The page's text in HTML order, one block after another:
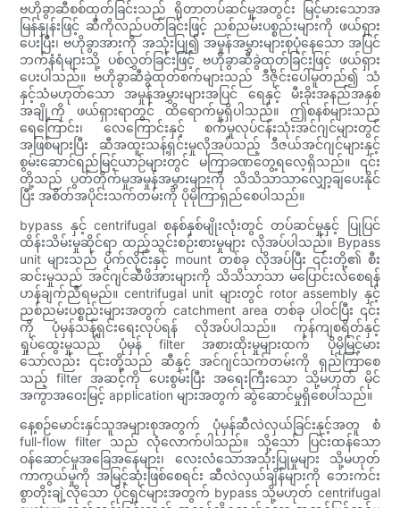
ဗဟိုခွာဆီစစ်ထုတ်ခြင်းသည် ရိုတာတပ်ဆင်မှုအတွင်း မြင့်မားသောအ
မြန်နှုန်းဖြင့် ဆီကိုလည်ပတ်ခြင်းဖြင့် ညစ်ညမ်းပစ္စည်းများကို ဖယ်ရှား
ပေးပြီး၊ ဗဟိုခွာအားကို အသုံးပြု၍ အမှုန်အမွှားများစုပုံနေသော အပြင်
ဘက်နံရံများသို့ ပစ်လွှတ်ခြင်းဖြင့် ဗဟိုခွာဆီခွဲထုတ်ခြင်းဖြင့် ဖယ်ရှား
ပေးပါသည်။ ဗဟိုခွာဆီခွဲထုတ်စက်များသည် ဒီဇိုင်းပေါ်မူတည်၍ သံ
နှင့်သံမဟုတ်သော အမှုန်အမွှားများအပြင် ရေနှင့် မီးခိုးအနည်အနှစ်
အချို့ကို ဖယ်ရှားရာတွင် ထိရောက်မှုရှိပါသည်။ ဤစနစ်များသည်
ရေကြောင်း၊ လေကြောင်းနှင့် စက်မှုလုပ်ငန်းသုံးအင်ဂျင်များတွင်
အဖြစ်များပြီး ဆီအထူးသန့်ရှင်းမှုလိုအပ်သည့် ဒီဇယ်အင်ဂျင်များနှင့်
စွမ်းဆောင်ရည်မြင့်ယာဉ်များတွင် မကြာခဏတွေ့ရလေ့ရှိသည်။ ၎င်း
တို့သည် ပွတ်တိုက်မှုအမှုန်အမွှားများကို သိသိသာသာလျှော့ချပေးနိုင်
ပြီး အစိတ်အပိုင်းသက်တမ်းကို ပိုမိုကြာရှည်စေပါသည်။
bypass နှင့် centrifugal စနစ်နှစ်မျိုးလုံးတွင် တပ်ဆင်မှုနှင့် ပြုပြင်
ထိန်းသိမ်းမှုဆိုင်ရာ ထည့်သွင်းစဉ်းစားမှုများ လိုအပ်ပါသည်။ Bypass
unit များသည် ပိုက်လိုင်းနှင့် mount တစ်ခု လိုအပ်ပြီး ၎င်းတို့၏ စီး
ဆင်းမှုသည် အင်ဂျင်ဆီဖိအားများကို သိသိသာသာ မပြောင်းလဲစေရန်
ဟန်ချက်ညီရမည်။ centrifugal unit များတွင် rotor assembly နှင့်
ညစ်ညမ်းပစ္စည်းများအတွက် catchment area တစ်ခု ပါဝင်ပြီး ၎င်း
ကို ပုံမှန်သန့်ရှင်းရေးလုပ်ရန် လိုအပ်ပါသည်။ ကုန်ကျစရိတ်နှင့်
ရှုပ်ထွေးမှုသည် ပုံမှန် filter အစားထိုးမှုများထက် ပိုမိုမြင့်မား
သော်လည်း ၎င်းတို့သည် ဆီနှင့် အင်ဂျင်သက်တမ်းကို ရှည်ကြာစေ
သည့် filter အဆင့်ကို ပေးစွမ်းပြီး အရေးကြီးသော သို့မဟုတ် မိုင်
အကွာအဝေးမြင့် application များအတွက် ဆွဲဆောင်မှုရှိစေပါသည်။
နေ့စဉ်မောင်းနှင်သူအများစုအတွက် ပုံမှန်ဆီလဲလှယ်ခြင်းနှင့်အတူ စံ
full-flow filter သည် လုံလောက်ပါသည်။ သို့သော် ပြင်းထန်သော
ဝန်ဆောင်မှုအခြေအနေများ၊ လေးလံသောအသုံးပြုမှုများ သို့မဟုတ်
ကာကွယ်မှုကို အမြင့်ဆုံးဖြစ်စေရင်း ဆီလဲလှယ်ချိန်များကို ဘေးကင်း
စွာတိုးချဲ့လိုသော ပိုင်ရှင်များအတွက် bypass သို့မဟုတ် centrifugal